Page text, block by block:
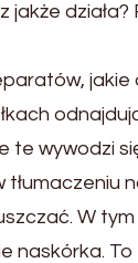
jakże działa?
jakie
te wywodzi
W
naskórka. To